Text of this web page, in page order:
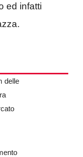
ed infatti
delle